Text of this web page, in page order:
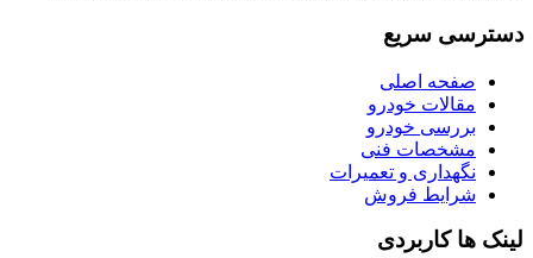
دسترسی سریع
صفحه اصلی
مقالات خودرو
بررسی خودرو
مشخصات فنی
نگهداری و تعمیرات
شرایط فروش
لینک ها کاربردی